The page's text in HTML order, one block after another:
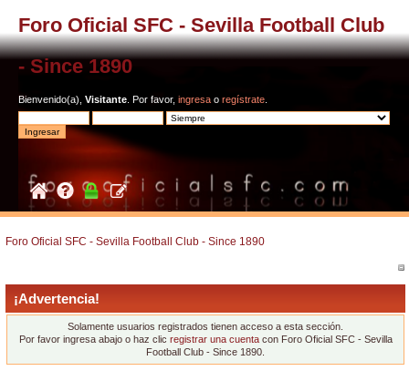
Foro Oficial SFC - Sevilla Football Club
- Since 1890
Bienvenido(a), Visitante . Por favor, ingresa o regístrate
Foro Oficial SFC - Sevilla Football Club - Since 1890
¡Advertencia!
Solamente usuarios registrados tienen acceso a esta sección.
Por favor ingresa abajo o haz clic registrar una cuentacon Foro Oficial SFC - Sevilla
Football Club - Since 1890.